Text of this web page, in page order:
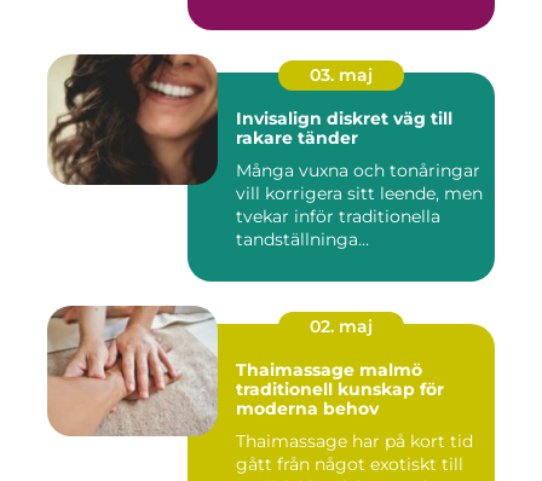
03. maj
Invisalign diskret väg till
rakare tänder
Många vuxna och tonåringar
vill korrigera sitt leende, men
tvekar inför traditionella
tandställninga...
02. maj
Thaimassage malmö
traditionell kunskap för
moderna behov
Thaimassage har på kort tid
gått från något exotiskt till